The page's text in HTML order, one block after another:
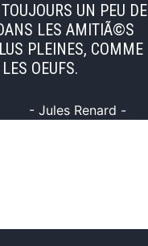
UN PEU DE
LES AMITIÃ©S
PLEINES, COMME
OEUFS.
- Jules Renard -